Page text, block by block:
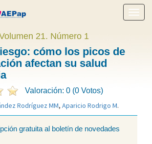
menú
21. Número 1
cómo los picos de
afectan su salud
Valoración: 0 (0 Votos)
Rodríguez MM, Aparicio Rodrigo M.
gratuita al boletín de novedades